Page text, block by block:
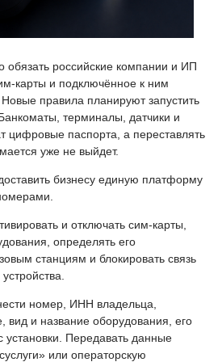
российские компании и ИП
карты и подключённое к ним
правила планируют запустить
терминалы, датчики и
цифровые паспорта, а переставлять
уже не выйдет.
бизнесу единую платформу
и отключать сим-карты,
определять его
станциям и блокировать связь
номер, ИНН владельца,
вид и название оборудования, его
установки. Передавать данные
или операторскую